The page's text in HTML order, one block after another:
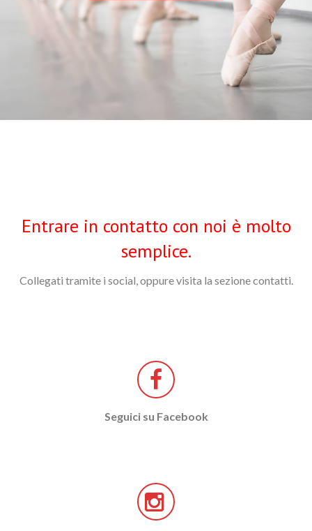
Entrare in contatto con noi è molto
semplice.
Collegati tramite i social, oppure visita la sezione contatti.
Seguici su Facebook